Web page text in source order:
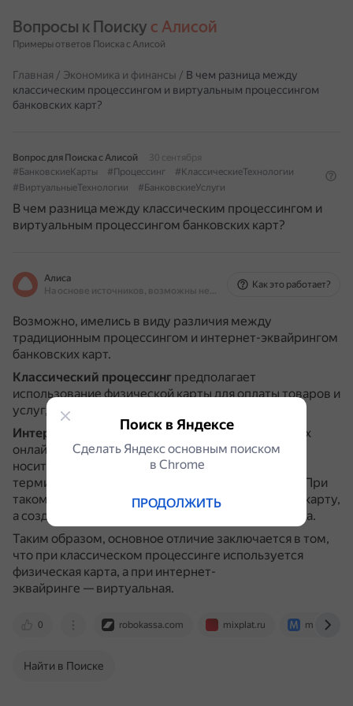
Вопросы к Поиску с Алисой
Примеры ответов Поиска с Алисой
Главная / Экономика и финансы / В чем разница между
классическим процессингом и виртуальным процессингом
банковских карт?
Вопрос для Поиска с Алисой
30 сентября
#БанковскиеКарты
#Процессинг
#КлассическиеТехнологии
#ВиртуальныеТехнологии
#БанковскиеУслуги
В чем разница между классическим процессингом и
виртуальным процессингом банковских карт?
Алиса
На основе источников, возможны неточности
Как это работает?
Возможно, имелись в виду различия между
традиционным процессингом и интернет-эквайрингом
банковских карт.
Классический процессинг предполагает
использование физической карты для оплаты товаров и
услуг, например, через терминал в магазине.
Интернет-эквайринг— это процессинг карточных
онлайн-платежей, при котором нет физических
носителей.
Для совершения покупок не нужен
терминал, все операции происходят виртуально.
При
таком способе можно не оформлять физическую карту,
а создать виртуальную в приложении своего банка.
Таким образом, основное отличие заключается в том,
что при классическом процессинге используется
физическая карта, а при интернет-
эквайринге — виртуальная.
0 robokassa.com mixplat.ru meeg.io
Найти в Поиске
Поиск в Яндексе
Сделать Яндекс основным поиском
в Сhrome
ПРОДОЛЖИТЬ